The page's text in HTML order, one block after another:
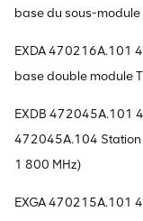
base du sous-
EXDA 470216A.101
base double module
EXDB 472045A.101
472045A.104 Station
1 800 MHz)
EXGA 470215A.101